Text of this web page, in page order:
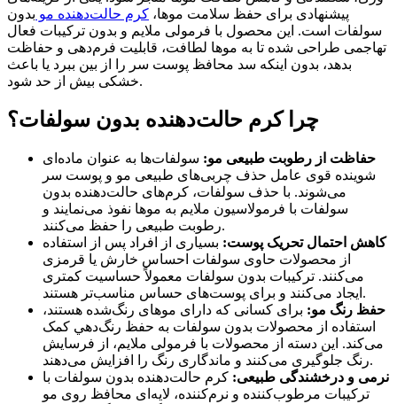
پیشنهادی برای حفظ سلامت موها، کرم حالت‌دهنده مو بدون
سولفات است. این محصول با فرمولی ملایم و بدون ترکیبات فعال
تهاجمی طراحی شده تا به موها لطافت، قابلیت فرم‌دهی و حفاظت
بدهد، بدون اینکه سد محافظ پوست سر را از بین ببرد یا باعث
خشکی بیش از حد شود.
چرا کرم حالت‌دهنده بدون سولفات؟
حفاظت از رطوبت طبیعی مو: سولفات‌ها به عنوان ماده‌ای
شوینده قوی عامل حذف چربی‌های طبیعی مو و پوست سر
می‌شوند. با حذف سولفات، کرم‌های حالت‌دهنده بدون
سولفات با فرمولاسیون ملایم به موها نفوذ می‌‌نمایند و
رطوبت طبیعی را حفظ می‌کنند.
کاهش احتمال تحریک پوست: بسیاری از افراد پس از استفاده
از محصولات حاوی سولفات احساس خارش یا قرمزی
می‌کنند. ترکیبات بدون سولفات معمولاً حساسیت کمتری
ایجاد می‌کنند و برای پوست‌های حساس مناسب‌تر هستند.
حفظ رنگ مو: برای کسانی که دارای موهای رنگ‌شده هستند،
استفاده از محصولات بدون سولفات به حفظ رنگ‌دهي کمک
می‌کند. این دسته از محصولات با فرمولی ملایم، از فرسایش
رنگ جلوگیری می‌کنند و ماندگاری رنگ را افزایش می‌دهند.
نرمی و درخشندگی طبیعی: کرم حالت‌دهنده بدون سولفات با
ترکیبات مرطوب‌کننده و نرم‌کننده، لایه‌ای محافظ روی مو